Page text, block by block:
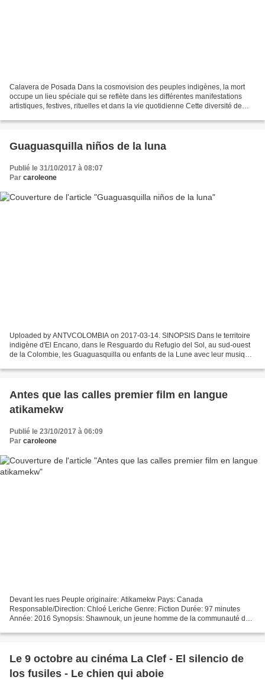
Calavera de Posada Dans la cosmovision des peuples indigènes, la mort
occupe un lieu spéciale qui se reflète dans les différentes manifestations
artistiques, festives, rituelles et dans la vie quotidienne Cette diversité de
Guaguasquilla niños de la luna
Publié le 31/10/2017 à 08:07
Par caroleone
Uploaded by ANTVCOLOMBIA on 2017-03-14. SINOPSIS Dans le territoire
indigène d'El Encano, dans le Resguardo du Refugio del Sol, au sud-ouest
de la Colombie, les Guaguasquilla ou enfants de la Lune avec leur musique
Antes que las calles premier film en langue
atikamekw
Publié le 23/10/2017 à 06:09
Par caroleone
Devant les rues Peuple originaire: Atikamekw Pays: Canada
Responsable/Direction: Chloé Leriche Genre: Fiction Durée: 97 minutes
Année: 2016 Synopsis: Shawnouk, un jeune homme de la communauté des
Le 9 octobre au cinéma La Clef - El silencio de
los fusiles - Le chien qui aboie